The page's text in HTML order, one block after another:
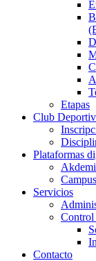
Etapas
Club
Plataformas
Servicios
Control
Contacto